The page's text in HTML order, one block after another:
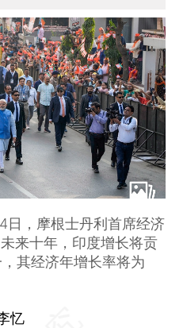
日，摩根士丹利首席经济
来十年，印度增长将贡
其经济年增长率将为
忆